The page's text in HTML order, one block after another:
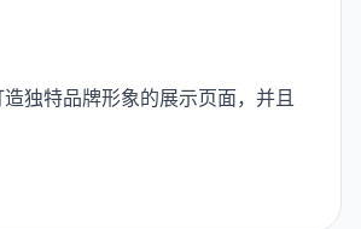
独特品牌形象的展示页面，并且